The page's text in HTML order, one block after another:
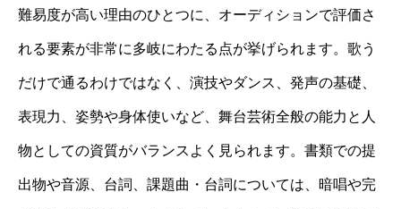
難易度が高い理由のひとつに、オーディションで評価さ
れる要素が非常に多岐にわたる点が挙げられます。歌う
だけで通るわけではなく、演技やダンス、発声の基礎、
表現力、姿勢や身体使いなど、舞台芸術全般の能力と人
物としての資質がバランスよく見られます。書類での提
出物や音源、台詞、課題曲・台詞については、暗唱や完